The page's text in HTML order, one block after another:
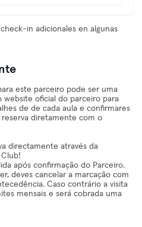
in adicionales en algunas
este parceiro pode ser uma
website oficial do parceiro para
de de cada aula e confirmares
diretamente com o
directamente através da
após confirmação do Parceiro.
deves cancelar a marcação com
Caso contrário a visita
mensais e será cobrada uma